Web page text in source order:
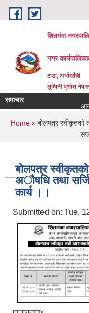
Skip to main content
शितगंगा
नगर
ठाडा, अर्घाखाँची
लुम्बिनी प्रदेश
समाचार
रिक्त
You are
Home » बोलपत्र स्वीकृतको
बोलपत्र
‌अौषधि तथा
कार्य ।।
Submitted on: Tue,